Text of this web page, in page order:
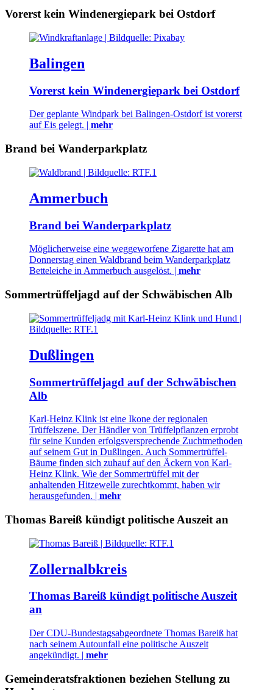
Vorerst kein Windenergiepark bei Ostdorf
Balingen
Vorerst kein Windenergiepark bei Ostdorf
Der geplante Windpark bei Balingen-Ostdorf ist vorerst
auf Eis gelegt. | mehr
Brand bei Wanderparkplatz
Ammerbuch
Brand bei Wanderparkplatz
Möglicherweise eine weggeworfene Zigarette hat am
Donnerstag einen Waldbrand beim Wanderparkplatz
Betteleiche in Ammerbuch ausgelöst. | mehr
Sommertrüffeljagd auf der Schwäbischen Alb
Dußlingen
Sommertrüffeljagd auf der Schwäbischen
Alb
Karl-Heinz Klink ist eine Ikone der regionalen
Trüffelszene. Der Händler von Trüffelpflanzen erprobt
für seine Kunden erfolgsversprechende Zuchtmethoden
auf seinem Gut in Dußlingen. Auch Sommertrüffel-
Bäume finden sich zuhauf auf den Äckern von Karl-
Heinz Klink. Wie der Sommertrüffel mit der
anhaltenden Hitzewelle zurechtkommt, haben wir
herausgefunden. | mehr
Thomas Bareiß kündigt politische Auszeit an
Zollernalbkreis
Thomas Bareiß kündigt politische Auszeit
an
Der CDU-Bundestagsabgeordnete Thomas Bareiß hat
nach seinem Autounfall eine politische Auszeit
angekündigt. | mehr
Gemeinderatsfraktionen beziehen Stellung zu